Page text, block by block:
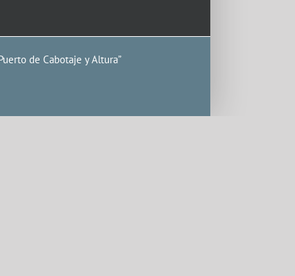
de Cabotaje y Altura”